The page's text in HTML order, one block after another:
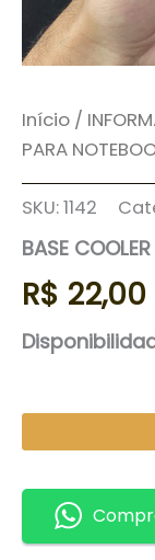
Início /
PARA
SKU:1142
BASE
R$ 22,00